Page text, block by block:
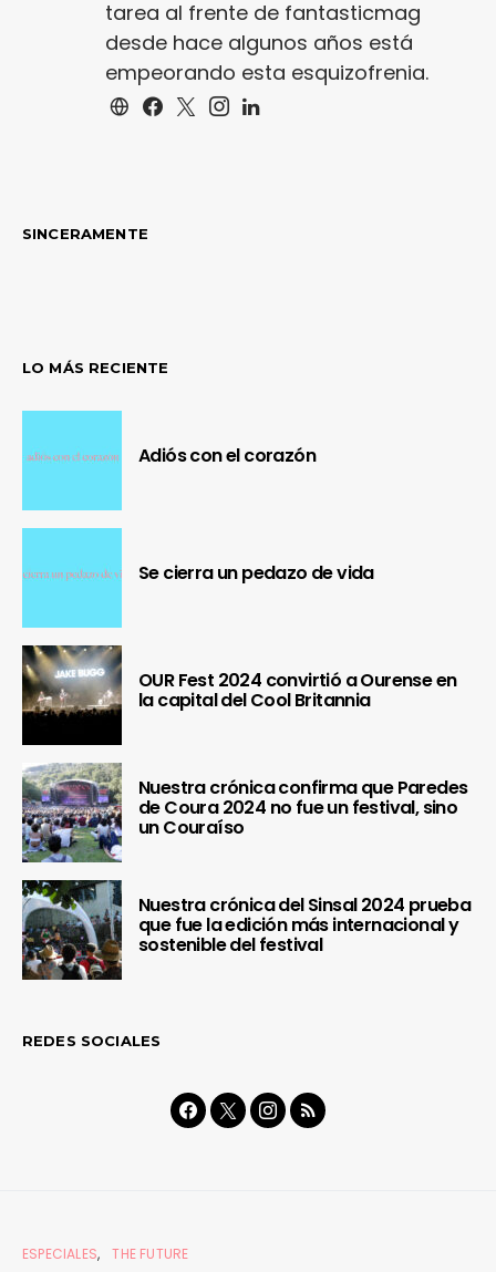
tarea al frente de fantasticmag
desde hace algunos años está
empeorando esta esquizofrenia.
SINCERAMENTE
LO MÁS RECIENTE
Adiós con el corazón
Se cierra un pedazo de vida
OUR Fest 2024 convirtió a Ourense en
la capital del Cool Britannia
Nuestra crónica confirma que Paredes
de Coura 2024 no fue un festival, sino
un Couraíso
Nuestra crónica del Sinsal 2024 prueba
que fue la edición más internacional y
sostenible del festival
REDES SOCIALES
ESPECIALES THE FUTURE